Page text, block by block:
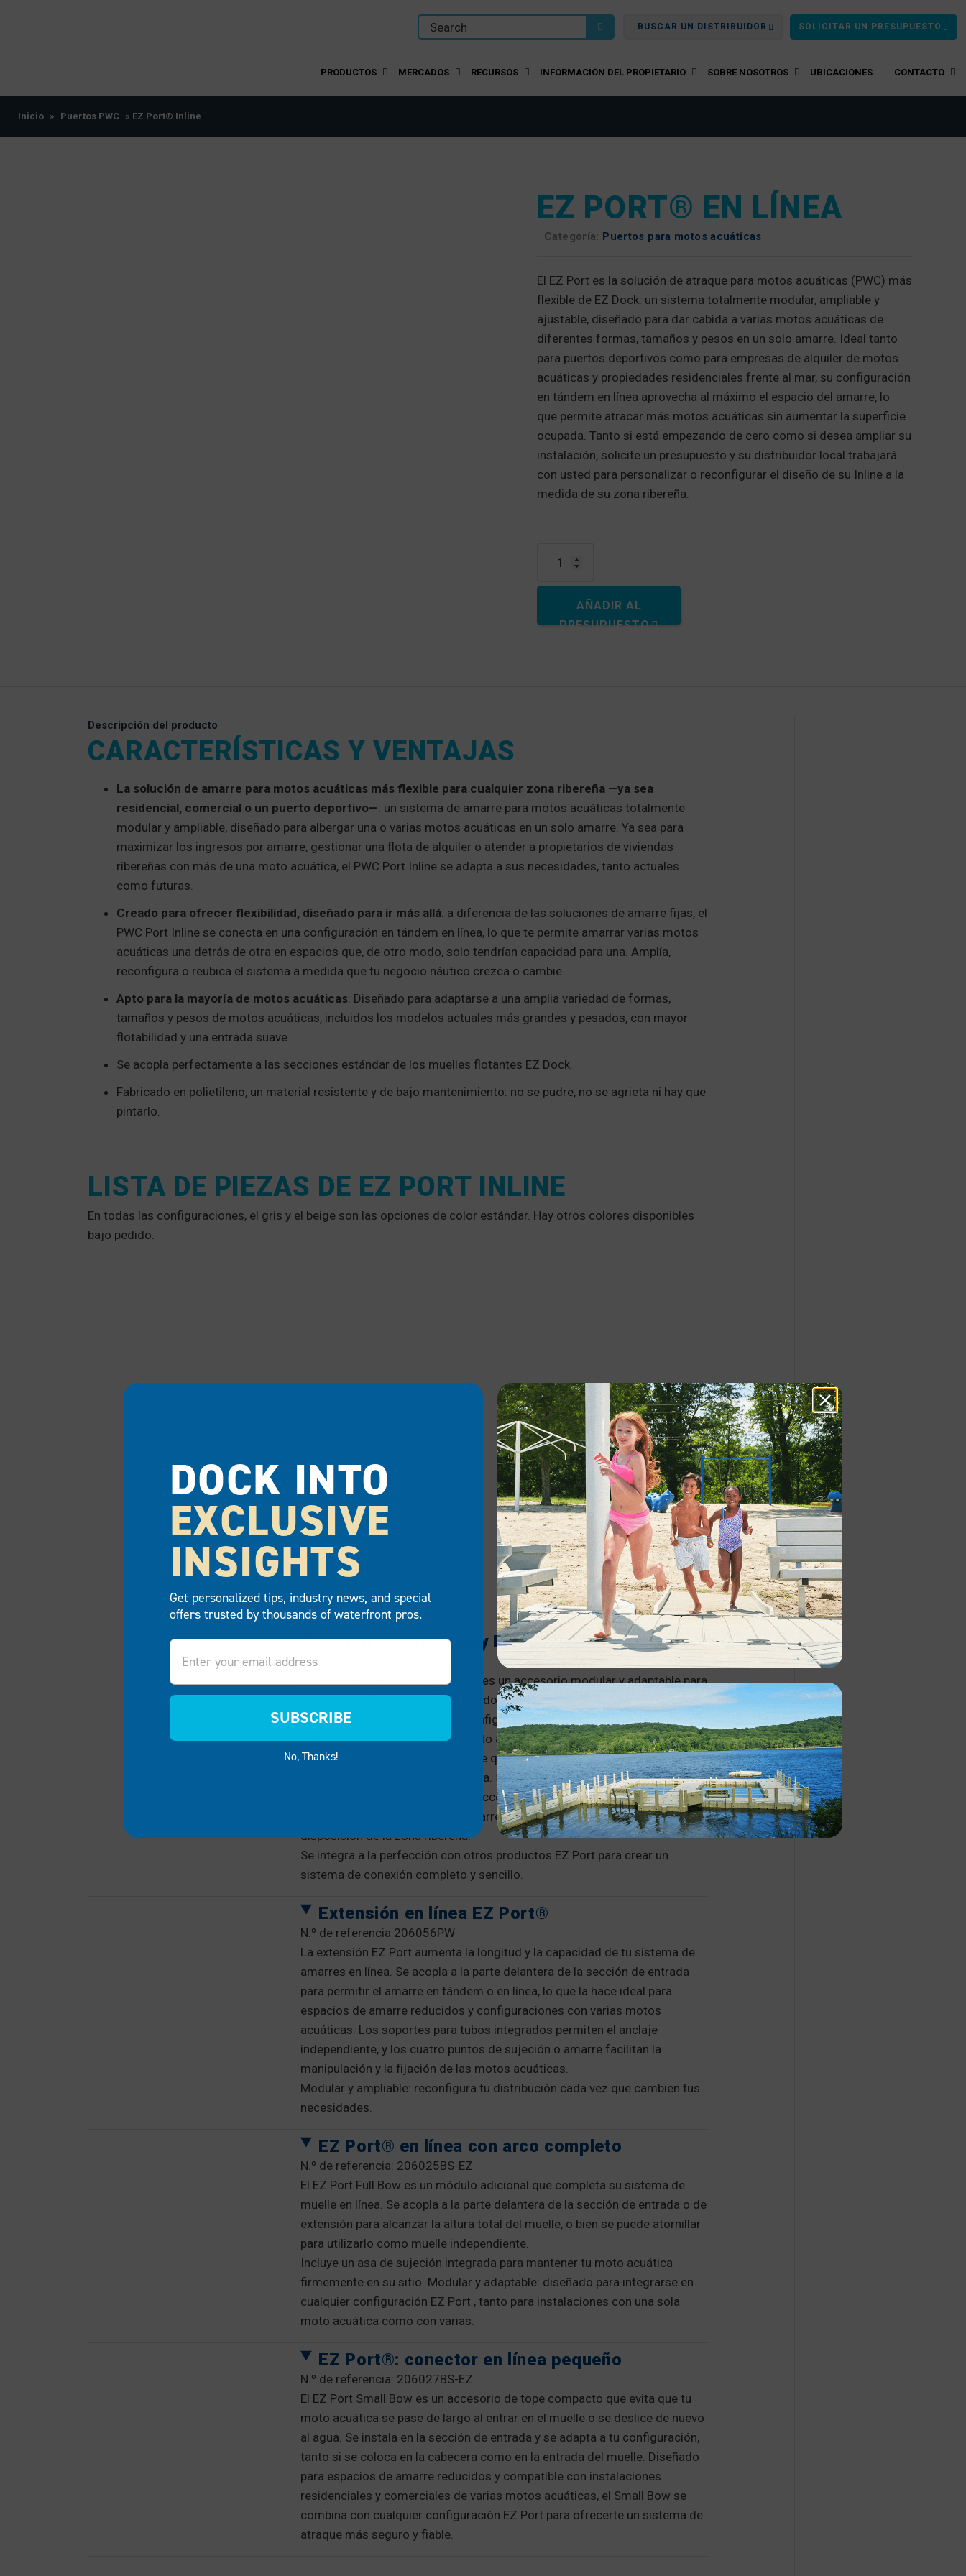
BUSCAR UN DISTRIBUIDOR SOLICITAR UN PRESUPUESTO
PRODUCTOS MERCADOS RECURSOS INFORMACIÓN DEL PROPIETARIO SOBRE NOSOTROS UBICACIONES CONTACTO
Inicio » Puertos PWC » EZ Port® Inline
EZ PORT® EN LÍNEA
Categoría: Puertos para motos acuáticas
El EZ Port es la solución de atraque para motos acuáticas (PWC) más
flexible de EZ Dock: un sistema totalmente modular, ampliable y
ajustable, diseñado para dar cabida a varias motos acuáticas de
diferentes formas, tamaños y pesos en un solo amarre. Ideal tanto
para puertos deportivos como para empresas de alquiler de motos
acuáticas y propiedades residenciales frente al mar, su configuración
en tándem en línea aprovecha al máximo el espacio del amarre, lo
que permite atracar más motos acuáticas sin aumentar la superficie
ocupada. Tanto si está empezando de cero como si desea ampliar su
instalación, solicite un presupuesto y su distribuidor local trabajará
con usted para personalizar o reconfigurar el diseño de su Inline a la
medida de su zona ribereña.
AÑADIR AL
PRESUPUESTO
Descripción del producto
CARACTERÍSTICAS Y VENTAJAS
La solución de amarre para motos acuáticas más flexible para cualquier zona ribereña —ya sea
residencial, comercial o un puerto deportivo—: un sistema de amarre para motos acuáticas totalmente
modular y ampliable, diseñado para albergar una o varias motos acuáticas en un solo amarre. Ya sea para
maximizar los ingresos por amarre, gestionar una flota de alquiler o atender a propietarios de viviendas
ribereñas con más de una moto acuática, el PWC Port Inline se adapta a sus necesidades, tanto actuales
como futuras.
Creado para ofrecer flexibilidad, diseñado para ir más allá: a diferencia de las soluciones de amarre fijas, el
PWC Port Inline se conecta en una configuración en tándem en línea, lo que te permite amarrar varias motos
acuáticas una detrás de otra en espacios que, de otro modo, solo tendrían capacidad para una. Amplía,
reconfigura o reubica el sistema a medida que tu negocio náutico crezca o cambie.
Apto para la mayoría de motos acuáticas: Diseñado para adaptarse a una amplia variedad de formas,
tamaños y pesos de motos acuáticas, incluidos los modelos actuales más grandes y pesados, con mayor
flotabilidad y una entrada suave.
Se acopla perfectamente a las secciones estándar de los muelles flotantes EZ Dock.
Fabricado en polietileno, un material resistente y de bajo mantenimiento: no se pudre, no se agrieta ni hay que
pintarlo.
LISTA DE PIEZAS DE EZ PORT INLINE
En todas las configuraciones, el gris y el beige son las opciones de color estándar. Hay otros colores disponibles
bajo pedido.
EZ Port® Inline Easy Lift
N.º de referencia: 206055PW
El sistema EZ Port Easy Lift Entry es un accesorio modular y adaptable para
muelles que facilita a todo el mundo la puesta a flote y el atraque de tu
moto acuática. Su innovadora configuración de rodillos y su diseño de
entrada curvada mantienen la moto acuática estable y centrada, lo que
elimina la necesidad de rodillos de quilla y reduce el desgaste tanto para
usted como para su moto acuática. Se acopla a la extensión EZ Port para
crear una entrada al muelle más accesible y suave, y se ajusta fácilmente
para adaptarse a espacios de amarre reducidos o a cambios en la
disposición de la zona ribereña.
Se integra a la perfección con otros productos EZ Port para crear un
sistema de conexión completo y sencillo.
Extensión en línea EZ Port®
N.º de referencia 206056PW
La extensión EZ Port aumenta la longitud y la capacidad de tu sistema de
amarres en línea. Se acopla a la parte delantera de la sección de entrada
para permitir el amarre en tándem o en línea, lo que la hace ideal para
espacios de amarre reducidos y configuraciones con varias motos
acuáticas. Los soportes para tubos integrados permiten el anclaje
independiente, y los cuatro puntos de sujeción o amarre facilitan la
manipulación y la fijación de las motos acuáticas.
Modular y ampliable: reconfigura tu distribución cada vez que cambien tus
necesidades.
EZ Port® en línea con arco completo
N.º de referencia: 206025BS-EZ
El EZ Port Full Bow es un módulo adicional que completa su sistema de
muelle en línea. Se acopla a la parte delantera de la sección de entrada o de
extensión para alcanzar la altura total del muelle, o bien se puede atornillar
para utilizarlo como muelle independiente.
Incluye un asa de sujeción integrada para mantener tu moto acuática
firmemente en su sitio. Modular y adaptable: diseñado para integrarse en
cualquier configuración EZ Port , tanto para instalaciones con una sola
moto acuática como con varias.
EZ Port®: conector en línea pequeño
N.º de referencia: 206027BS-EZ
El EZ Port Small Bow es un accesorio de tope compacto que evita que tu
moto acuática se pase de largo al entrar en el muelle o se deslice de nuevo
al agua. Se instala en la sección de entrada y se adapta a tu configuración,
tanto si se coloca en la cabecera como en la entrada del muelle. Diseñado
para espacios de amarre reducidos y compatible con instalaciones
residenciales y comerciales de varias motos acuáticas, el Small Bow se
combina con cualquier configuración EZ Port para ofrecerte un sistema de
atraque más seguro y fiable.
DOCK INTO
EXCLUSIVE
INSIGHTS
Get personalized tips, industry news, and special
offers trusted by thousands of waterfront pros.
Email
SUBSCRIBE
No, Thanks!